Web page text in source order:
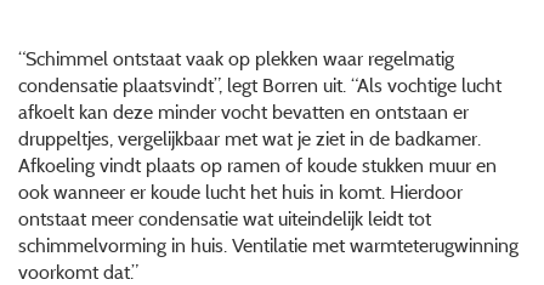
“Schimmel ontstaat vaak op plekken waar regelmatig
condensatie plaatsvindt”, legt Borren uit. “Als vochtige lucht
afkoelt kan deze minder vocht bevatten en ontstaan er
druppeltjes, vergelijkbaar met wat je ziet in de badkamer.
Afkoeling vindt plaats op ramen of koude stukken muur en
ook wanneer er koude lucht het huis in komt. Hierdoor
ontstaat meer condensatie wat uiteindelijk leidt tot
schimmelvorming in huis. Ventilatie met warmteterugwinning
voorkomt dat.”